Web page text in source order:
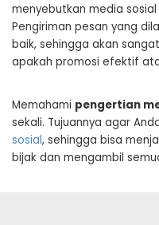
menyebutkan media
Pengiriman pesan yang
baik, sehingga akan
apakah promosi efektif
Memahami pengertian
sekali. Tujuannya agar
sosial, sehingga bisa
bijak dan mengambil